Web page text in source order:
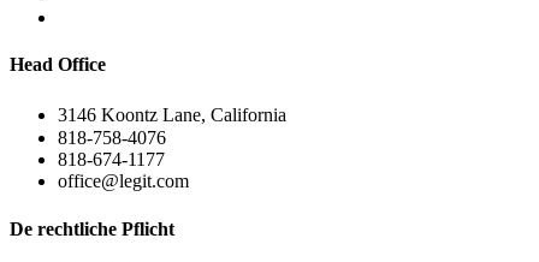
Head Office
3146 Koontz Lane, California
818-758-4076
818-674-1177
office@legit.com
De rechtliche Pflicht